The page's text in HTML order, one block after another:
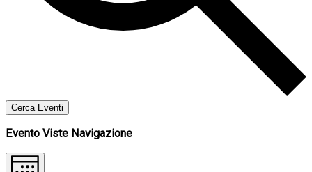
Cerca Eventi
Evento Viste Navigazione